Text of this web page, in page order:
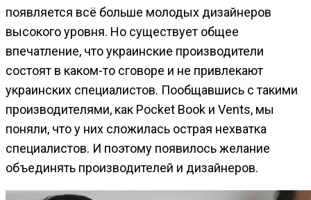
появляется всё больше молодых дизайнеров
высокого уровня. Но существует общее
впечатление, что украинские производители
состоят в каком-то сговоре и не привлекают
украинских специалистов. Пообщавшись с такими
производителями, как Pоcket Book и Vents, мы
поняли, что у них сложилась острая нехватка
специалистов. И поэтому появилось желание
объединять производителей и дизайнеров.